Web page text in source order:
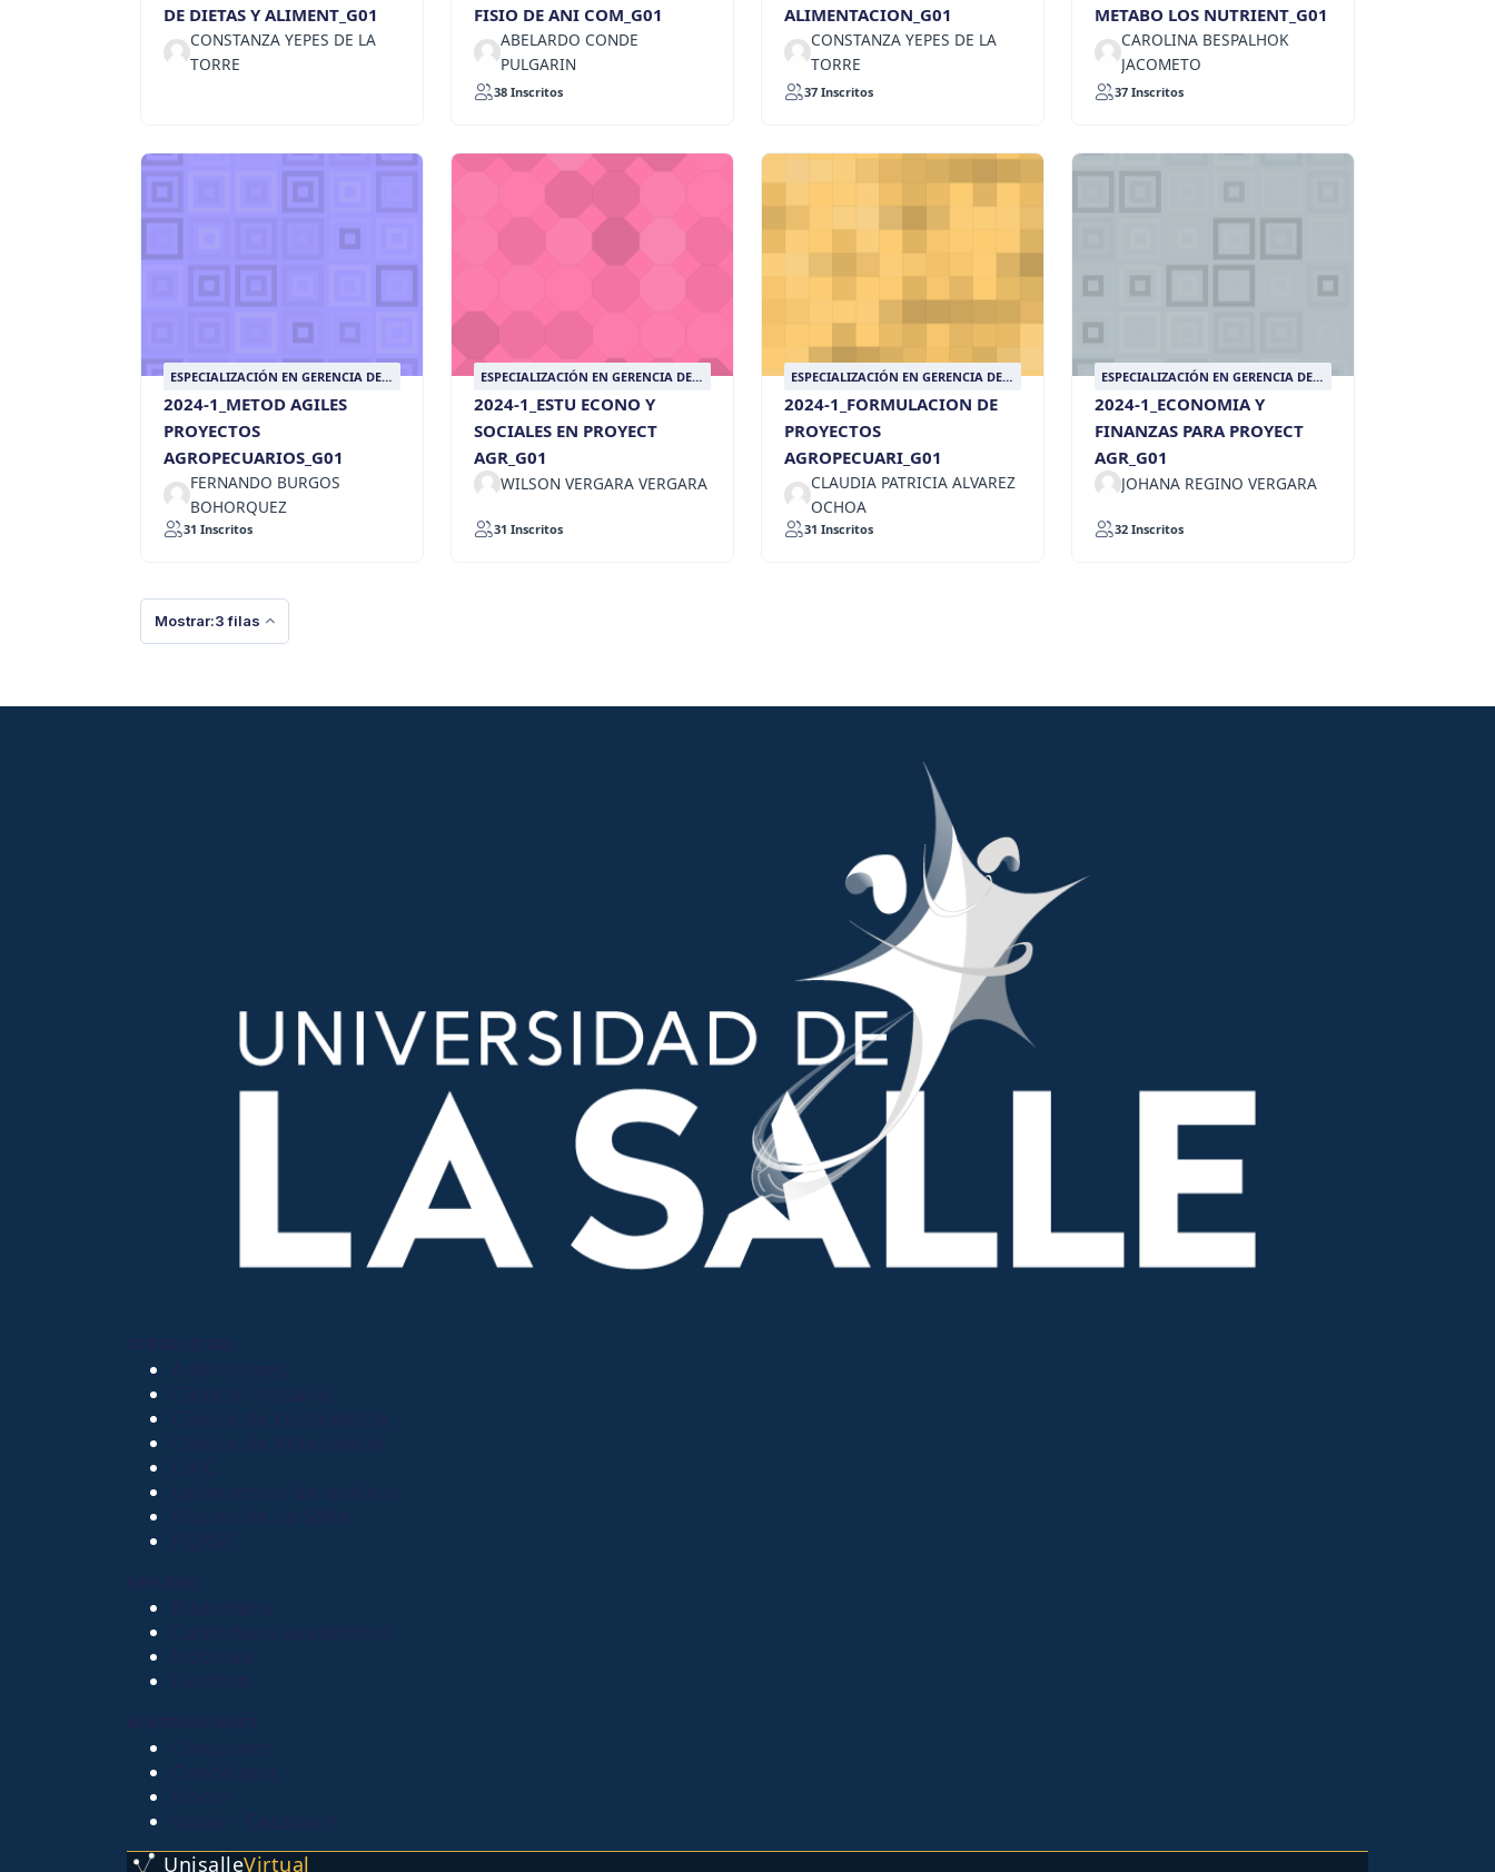
DE DIETAS Y ALIMENT_G01
CONSTANZA YEPES DE LA
TORRE
FISIO DE ANI COM_G01
ABELARDO CONDE
PULGARIN
38 Inscritos
ALIMENTACION_G01
CONSTANZA YEPES DE LA
TORRE
37 Inscritos
METABO LOS NUTRIENT_G01
CAROLINA BESPALHOK
JACOMETO
37 Inscritos
ESPECIALIZACIÓN EN GERENCIA DE
SOSTENIBLES
2024-1_METOD AGILES
PROYECTOS
AGROPECUARIOS_G01
FERNANDO BURGOS
BOHORQUEZ
31 Inscritos
ESPECIALIZACIÓN EN GERENCIA DE
SOSTENIBLES
2024-1_ESTU ECONO Y
SOCIALES EN PROYECT
AGR_G01
WILSON VERGARA VERGARA
31 Inscritos
ESPECIALIZACIÓN EN GERENCIA DE
SOSTENIBLES
2024-1_FORMULACION DE
PROYECTOS
AGROPECUARI_G01
CLAUDIA PATRICIA ALVAREZ
OCHOA
31 Inscritos
ESPECIALIZACIÓN EN GERENCIA DE
SOSTENIBLES
2024-1_ECONOMIA Y
FINANZAS PARA PROYECT
AGR_G01
JOHANA REGINO VERGARA
32 Inscritos
Mostrar:3 filas
UnisalleVirtual